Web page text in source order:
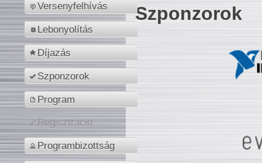
Versenyfelhívás
Lebonyolítás
Díjazás
Szponzorok
Program
Regisztráció
Programbizottság
Szponzorok